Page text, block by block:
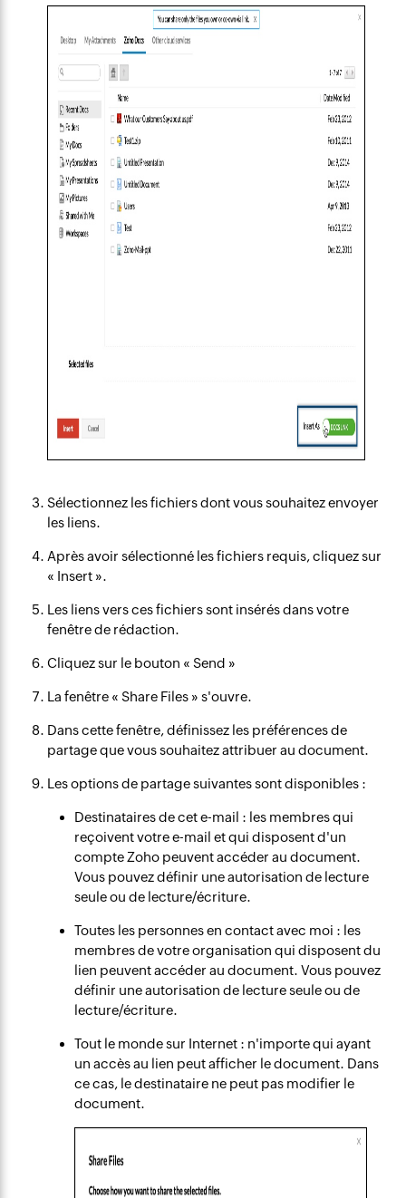
Sélectionnez les fichiers dont vous souhaitez envoyer
les liens.
Après avoir sélectionné les fichiers requis, cliquez sur
« Insert ».
Les liens vers ces fichiers sont insérés dans votre
fenêtre de rédaction.
Cliquez sur le bouton « Send »
La fenêtre « Share Files » s'ouvre.
Dans cette fenêtre, définissez les préférences de
partage que vous souhaitez attribuer au document.
Les options de partage suivantes sont disponibles :
Destinataires de cet e-mail : les membres qui
reçoivent votre e-mail et qui disposent d'un
compte Zoho peuvent accéder au document.
Vous pouvez définir une autorisation de lecture
seule ou de lecture/écriture.
Toutes les personnes en contact avec moi : les
membres de votre organisation qui disposent du
lien peuvent accéder au document. Vous pouvez
définir une autorisation de lecture seule ou de
lecture/écriture.
Tout le monde sur Internet : n'importe qui ayant
un accès au lien peut afficher le document. Dans
ce cas, le destinataire ne peut pas modifier le
document.